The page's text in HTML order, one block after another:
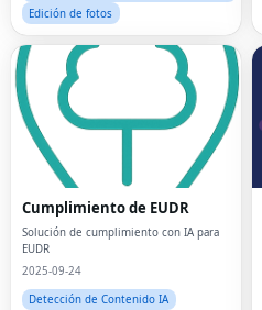
Edición de fotos
Cumplimiento de EUDR
Solución de cumplimiento con IA para
EUDR
2025-09-24
Detección de Contenido IA